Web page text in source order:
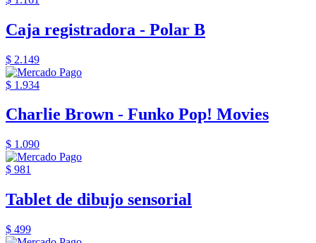
Caja registradora - Polar B
$ 2.149
$ 1.934
Charlie Brown - Funko Pop! Movies
$ 1.090
$ 981
Tablet de dibujo sensorial
$ 499